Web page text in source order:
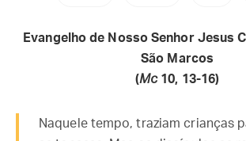
Evangelho de Nosso Senhor Jesus
São Marcos
(Mc10, 13-16)
Naquele tempo, traziam crianças